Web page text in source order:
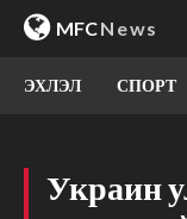
MFCNews
ЭХЛЭЛ СПОРТ
Украин